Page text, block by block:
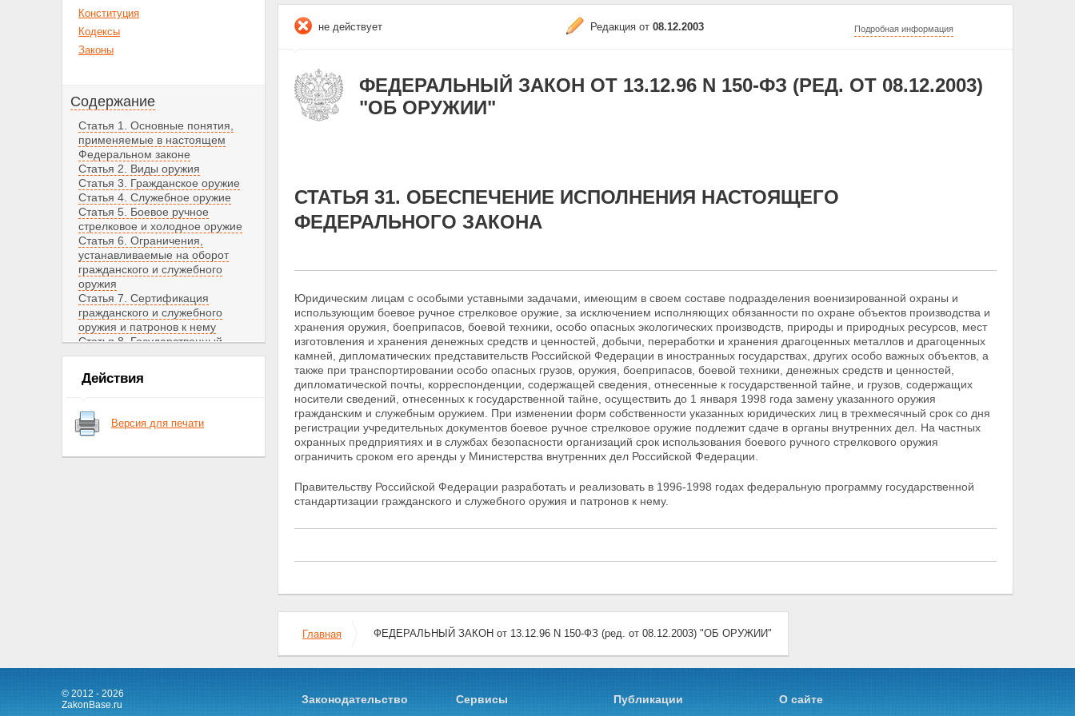
Конституция
Кодексы
Законы
Содержание
Статья 1. Основные понятия,
применяемые в настоящем
Федеральном законе
Статья 2. Виды оружия
Статья 3. Гражданское оружие
Статья 4. Служебное оружие
Статья 5. Боевое ручное
стрелковое и холодное оружие
Статья 6. Ограничения,
устанавливаемые на оборот
гражданского и служебного
оружия
Статья 7. Сертификация
гражданского и служебного
оружия и патронов к нему
Статья 8. Государственный
кадастр гражданского и
служебного оружия и патронов к
нему
приобретения оружия и патронов
к нему
производства оружия и основных
государственными
организациями
Действия
Версия для печати
не действует Редакция от 08.12.2003 Подробная информация
ФЕДЕРАЛЬНЫЙ ЗАКОН ОТ 13.12.96 N 150-ФЗ (РЕД. ОТ 08.12.2003)
"ОБ ОРУЖИИ"
СТАТЬЯ 31. ОБЕСПЕЧЕНИЕ ИСПОЛНЕНИЯ НАСТОЯЩЕГО
ФЕДЕРАЛЬНОГО ЗАКОНА
Юридическим лицам с особыми уставными задачами, имеющим в своем составе подразделения военизированной охраны и
использующим боевое ручное стрелковое оружие, за исключением исполняющих обязанности по охране объектов производства и
хранения оружия, боеприпасов, боевой техники, особо опасных экологических производств, природы и природных ресурсов, мест
изготовления и хранения денежных средств и ценностей, добычи, переработки и хранения драгоценных металлов и драгоценных
камней, дипломатических представительств Российской Федерации в иностранных государствах, других особо важных объектов, а
также при транспортировании особо опасных грузов, оружия, боеприпасов, боевой техники, денежных средств и ценностей,
дипломатической почты, корреспонденции, содержащей сведения, отнесенные к государственной тайне, и грузов, содержащих
носители сведений, отнесенных к государственной тайне, осуществить до 1 января 1998 года замену указанного оружия
гражданским и служебным оружием. При изменении форм собственности указанных юридических лиц в трехмесячный срок со дня
регистрации учредительных документов боевое ручное стрелковое оружие подлежит сдаче в органы внутренних дел. На частных
охранных предприятиях и в службах безопасности организаций срок использования боевого ручного стрелкового оружия
ограничить сроком его аренды у Министерства внутренних дел Российской Федерации.
Правительству Российской Федерации разработать и реализовать в 1996-1998 годах федеральную программу государственной
стандартизации гражданского и служебного оружия и патронов к нему.
Главная ФЕДЕРАЛЬНЫЙ ЗАКОН от 13.12.96 N 150-ФЗ (ред. от 08.12.2003) "ОБ ОРУЖИИ"
© 2012 - 2026
ZakonBase.ru
Законодательство Сервисы Публикации О сайте